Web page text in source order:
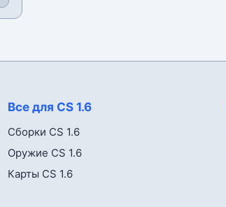
Все для CS 1.6
Сборки CS 1.6
Оружие CS 1.6
Карты CS 1.6